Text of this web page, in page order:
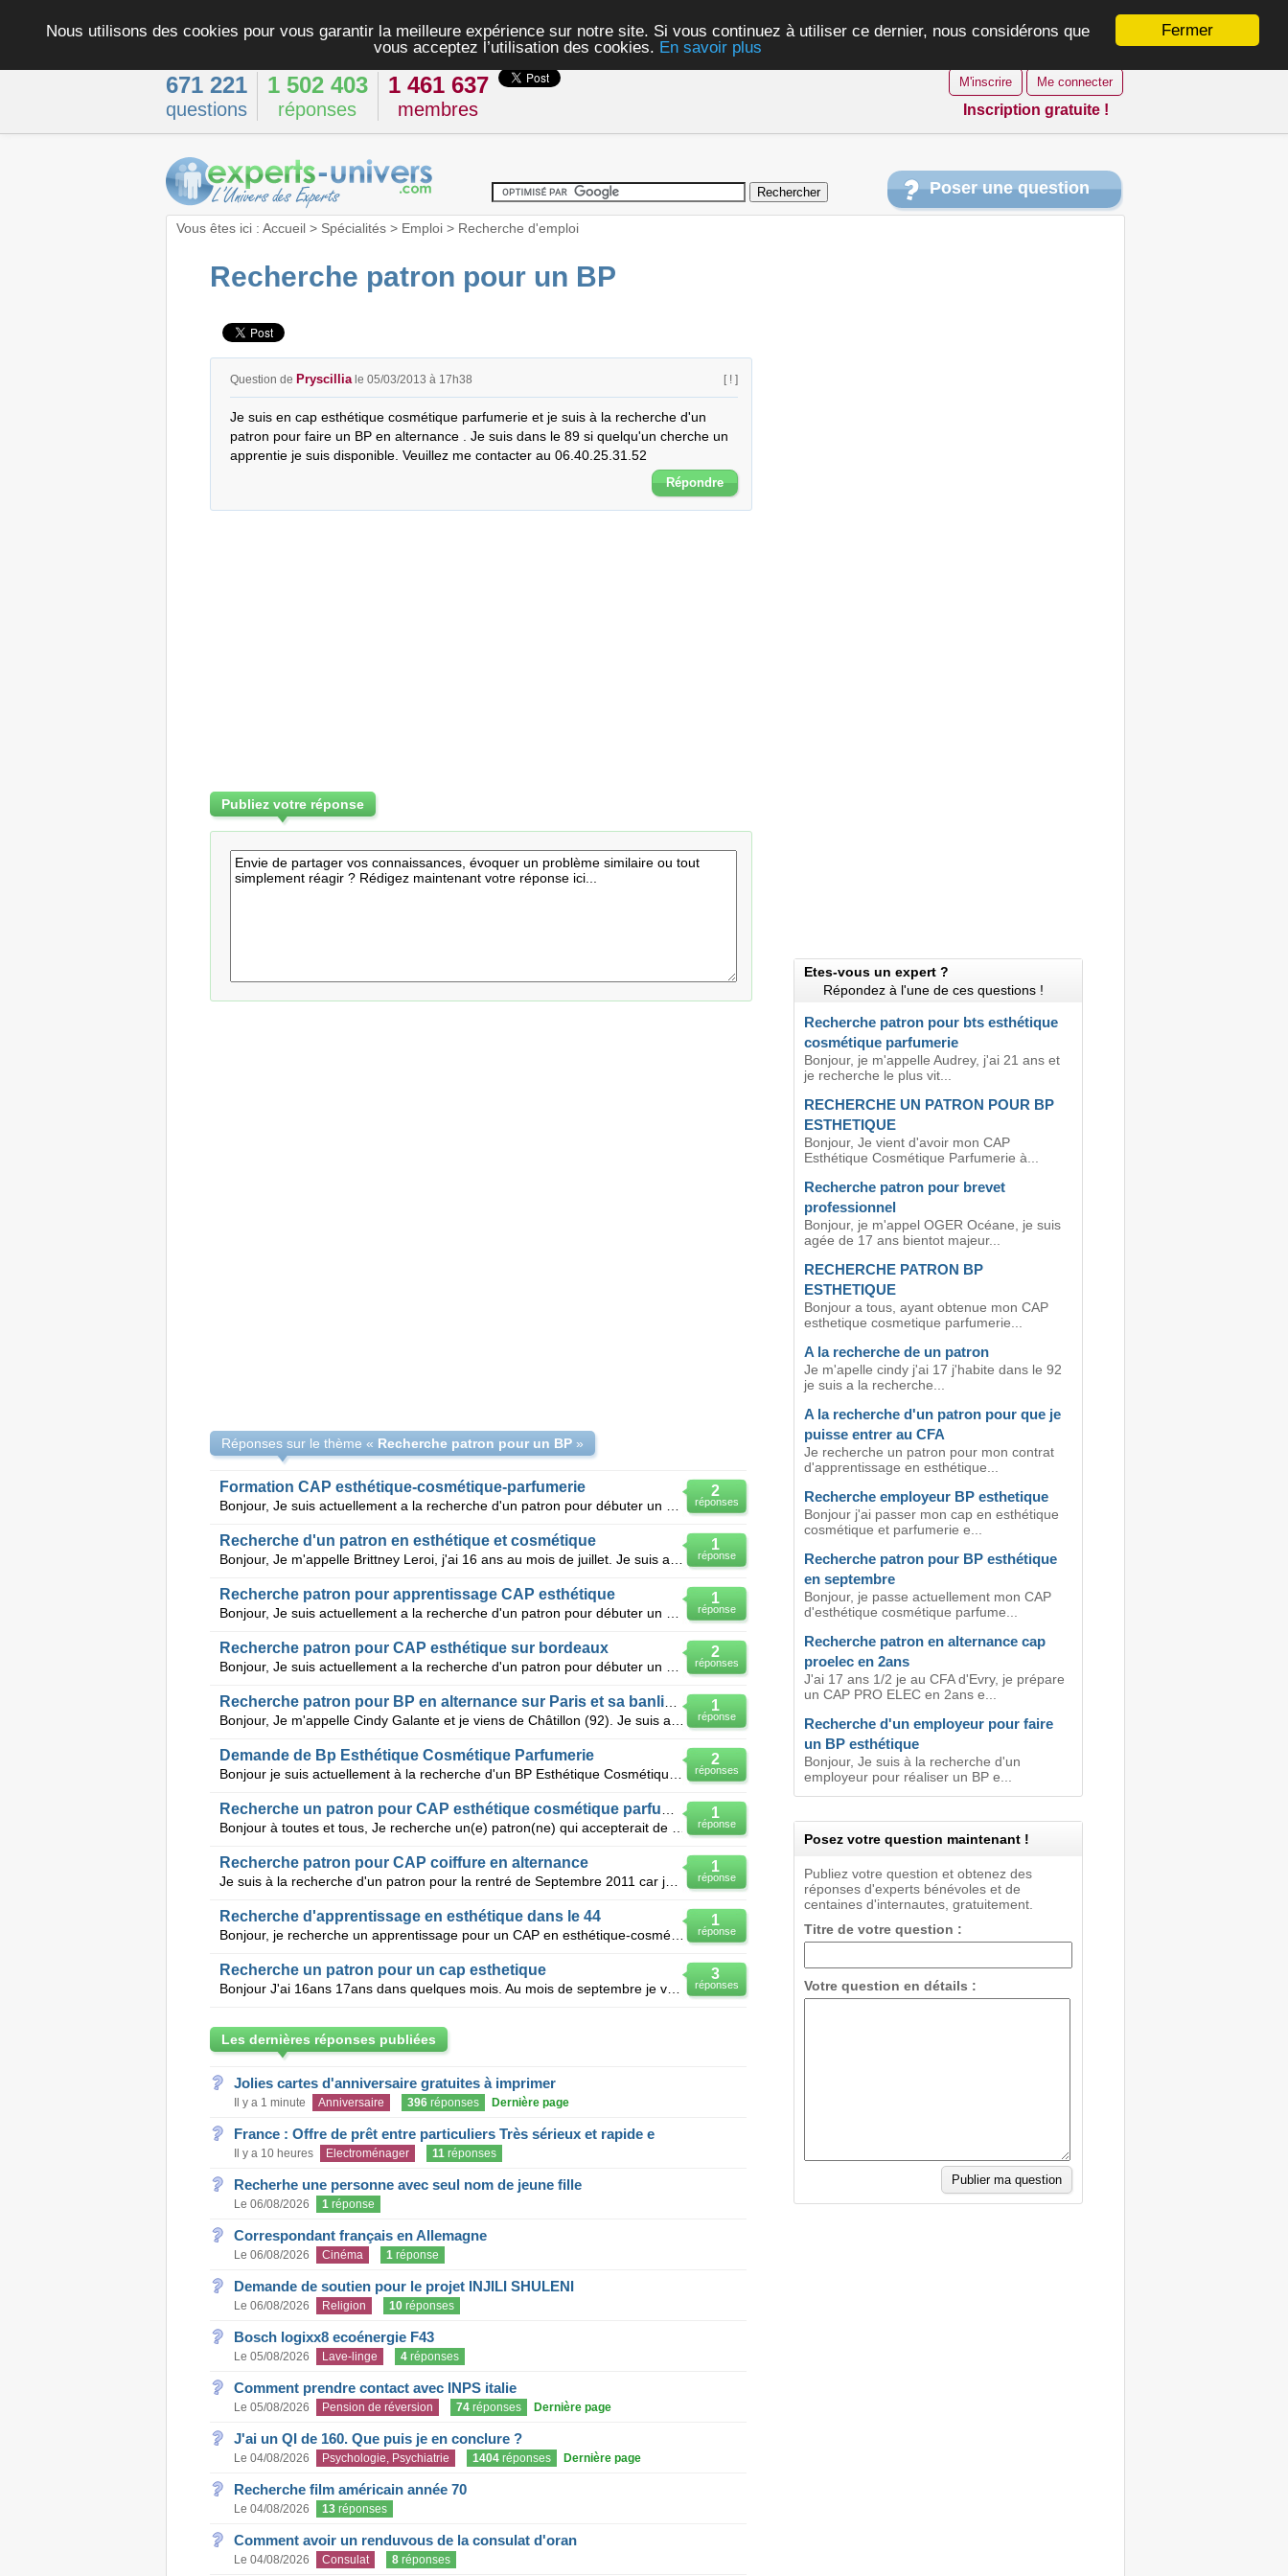
Fermer
Nous utilisons des cookies pour vous garantir la meilleure expérience sur notre site. Si vous continuez à utiliser ce dernier, nous considérons que
vous acceptez l’utilisation des cookies. En savoir plus
671 221
questions
1 502 403
réponses
1 461 637
membres
M'inscrire Me connecter
Inscription gratuite !
Poser une question
Vous êtes ici : Accueil> Spécialités> Emploi> Recherche d'emploi
Recherche patron pour un BP
Question de Pryscilliale 05/03/2013 à 17h38 [ ! ]
Je suis en cap esthétique cosmétique parfumerie et je suis à la recherche d'un
patron pour faire un BP en alternance . Je suis dans le 89 si quelqu'un cherche un
apprentie je suis disponible. Veuillez me contacter au 06.40.25.31.52
Répondre
Publiez votre réponse
Réponses sur le thème « Recherche patron pour un BP»
2
réponses
Formation CAP esthétique-cosmétique-parfumerie
1
réponse
Recherche d'un patron en esthétique et cosmétique
1
réponse
Recherche patron pour apprentissage CAP esthétique
2
réponses
Recherche patron pour CAP esthétique sur bordeaux
1
réponse
Recherche patron pour BP en alternance sur Paris et sa banlieue
2
réponses
Demande de Bp Esthétique Cosmétique Parfumerie
1
réponse
1
réponse
Recherche patron pour CAP coiffure en alternance
Je suis à la recherche d'un patron pour la rentré de Septembre 2011 car je voudrais rentré au CFA d'
1
réponse
Recherche d'apprentissage en esthétique dans le 44
Bonjour, je recherche un apprentissage pour un CAP en esthétique-cosmétique mais impossible de trouv
3
réponses
Recherche un patron pour un cap esthetique
Bonjour J'ai 16ans 17ans dans quelques mois. Au mois de septembre je vais commencer un cap esthetiq
Les dernières réponses publiées
Jolies cartes d'anniversaire gratuites à imprimer
Il y a 1 minute Anniversaire 396réponses Dernière page
France : Offre de prêt entre particuliers Très sérieux et rapide e
Il y a 10 heures Electroménager 11réponses
Recherhe une personne avec seul nom de jeune fille
Le 06/08/2026 1réponse
Correspondant français en Allemagne
Le 06/08/2026 Cinéma 1réponse
Demande de soutien pour le projet INJILI SHULENI
Le 06/08/2026 Religion 10réponses
Bosch logixx8 ecoénergie F43
Le 05/08/2026 Lave-linge 4réponses
Comment prendre contact avec INPS italie
Le 05/08/2026 Pension de réversion 74réponses Dernière page
J'ai un QI de 160. Que puis je en conclure ?
Le 04/08/2026 Psychologie, Psychiatrie 1404réponses Dernière page
Recherche film américain année 70
Le 04/08/2026 13réponses
Comment avoir un renduvous de la consulat d'oran
Le 04/08/2026 Consulat 8réponses
Etes-vous un expert ?
Répondez à l'une de ces questions !
Recherche patron pour bts esthétique
cosmétique parfumerie
Bonjour, je m'appelle Audrey, j'ai 21 ans et
je recherche le plus vit...
RECHERCHE UN PATRON POUR BP
ESTHETIQUE
Bonjour, Je vient d'avoir mon CAP
Esthétique Cosmétique Parfumerie à...
Recherche patron pour brevet
professionnel
Bonjour, je m'appel OGER Océane, je suis
agée de 17 ans bientot majeur...
RECHERCHE PATRON BP
ESTHETIQUE
Bonjour a tous, ayant obtenue mon CAP
esthetique cosmetique parfumerie...
A la recherche de un patron
Je m'apelle cindy j'ai 17 j'habite dans le 92
je suis a la recherche...
A la recherche d'un patron pour que je
puisse entrer au CFA
Je recherche un patron pour mon contrat
d'apprentissage en esthétique...
Recherche employeur BP esthetique
Bonjour j'ai passer mon cap en esthétique
cosmétique et parfumerie e...
Recherche patron pour BP esthétique
en septembre
Bonjour, je passe actuellement mon CAP
d'esthétique cosmétique parfume...
Recherche patron en alternance cap
proelec en 2ans
J'ai 17 ans 1/2 je au CFA d'Evry, je prépare
un CAP PRO ELEC en 2ans e...
Recherche d'un employeur pour faire
un BP esthétique
Bonjour, Je suis à la recherche d'un
employeur pour réaliser un BP e...
Posez votre question maintenant !
Publiez votre question et obtenez des
réponses d'experts bénévoles et de
centaines d'internautes, gratuitement.
Titre de votre question :
Votre question en détails :